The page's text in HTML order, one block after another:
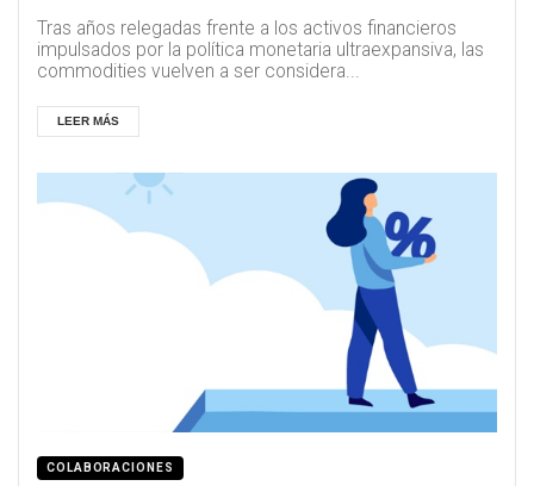
Tras años relegadas frente a los activos financieros
impulsados por la política monetaria ultraexpansiva, las
commodities vuelven a ser considera...
LEER MÁS
COLABORACIONES